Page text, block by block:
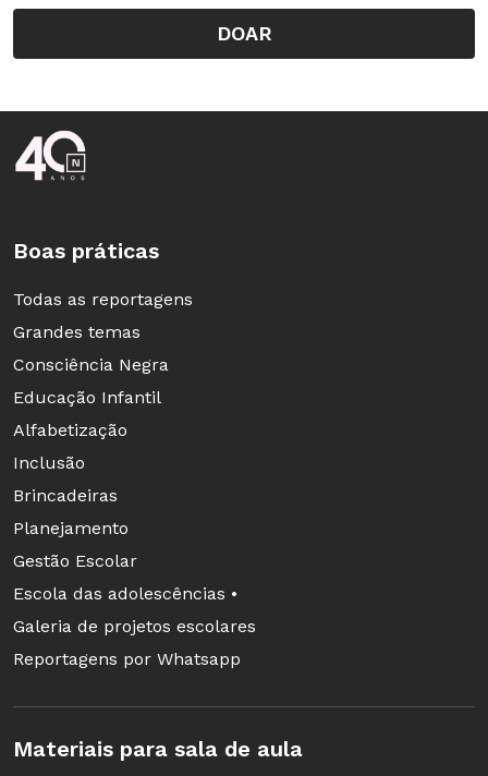
DOAR
Rodapé da Nova Escola
Boas práticas
Todas as reportagens
Grandes temas
Consciência Negra
Educação Infantil
Alfabetização
Inclusão
Brincadeiras
Planejamento
Gestão Escolar
Escola das adolescências •
Galeria de projetos escolares
Reportagens por Whatsapp
Materiais para sala de aula